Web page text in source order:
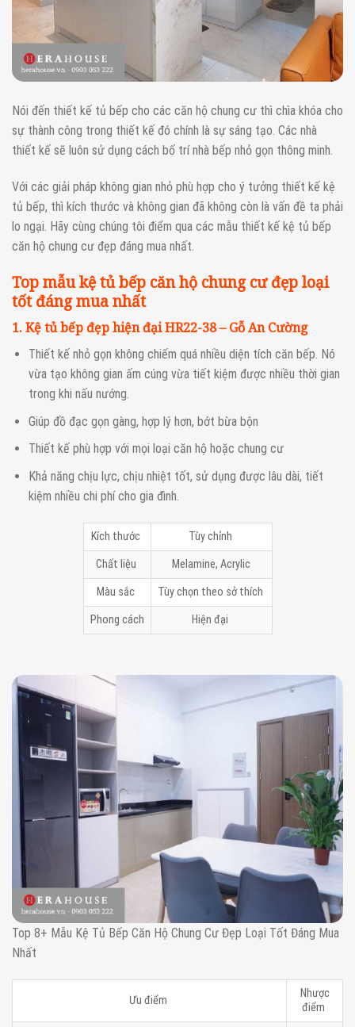
Nói đến thiết kế tủ bếp cho các căn hộ chung cư thì chìa khóa cho
sự thành công trong thiết kế đó chính là sự sáng tạo. Các nhà
thiết kế sẽ luôn sử dụng cách bố trí nhà bếp nhỏ gọn thông minh.
Với các giải pháp không gian nhỏ phù hợp cho ý tưởng thiết kế kệ
tủ bếp, thì kích thước và không gian đã không còn là vấn đề ta phải
lo ngại. Hãy cùng chúng tôi điểm qua các mẫu thiết kế kệ tủ bếp
căn hộ chung cư đẹp đáng mua nhất.
Top mẫu kệ tủ bếp căn hộ chung cư đẹp loại
tốt đáng mua nhất
1. Kệ tủ bếp đẹp hiện đại HR22-38 – Gỗ An Cường
Thiết kế nhỏ gọn không chiếm quá nhiều diện tích căn bếp. Nó
vừa tạo không gian ấm cúng vừa tiết kiệm được nhiều thời gian
trong khi nấu nướng.
Giúp đồ đạc gọn gàng, hợp lý hơn, bớt bừa bộn
Thiết kế phù hợp với mọi loại căn hộ hoặc chung cư
Khả năng chịu lực, chịu nhiệt tốt, sử dụng được lâu dài, tiết
kiệm nhiều chi phí cho gia đình.
Kích thước Tùy chỉnh
Chất liệu Melamine, Acrylic
Màu sắc Tùy chọn theo sở thích
Phong cách Hiện đại
Top 8+ Mẫu Kệ Tủ Bếp Căn Hộ Chung Cư Đẹp Loại Tốt Đáng Mua
Nhất
Ưu điểm
Nhược
điểm